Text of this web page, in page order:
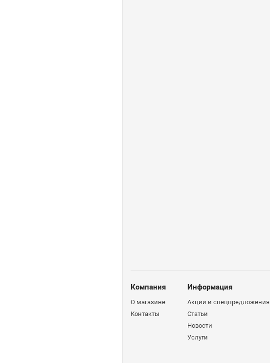
Компания
О магазине
Контакты
Информация
Акции и спецпредложения
Статьи
Новости
Услуги